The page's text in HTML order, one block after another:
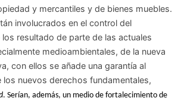
y mercantiles y de bienes muebles.
involucrados en el control del
resultado de parte de las actuales
medioambientales, de la nueva
con ellos se añade una garantía al
los nuevos derechos fundamentales,
. Serían, además, un medio de fortalecimiento de